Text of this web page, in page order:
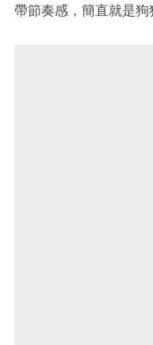
帶節奏感，簡直就是